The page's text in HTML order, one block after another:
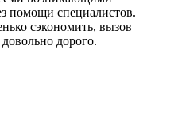
помощи специалистов.
сэкономить, вызов
дорого.